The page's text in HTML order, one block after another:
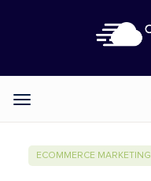
Categories
ECOMMERCE MARKETING